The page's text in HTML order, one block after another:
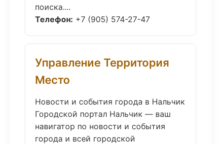
поиска....
Телефон: +7 (905) 574-27-47
Управление Территория
Место
Новости и события города в Нальчик
Городской портал Нальчик — ваш
навигатор по новости и события
города и всей городской